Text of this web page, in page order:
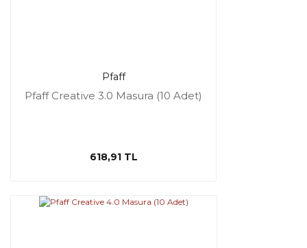
Pfaff
Pfaff Creative 3.0 Masura (10 Adet)
618,91 TL